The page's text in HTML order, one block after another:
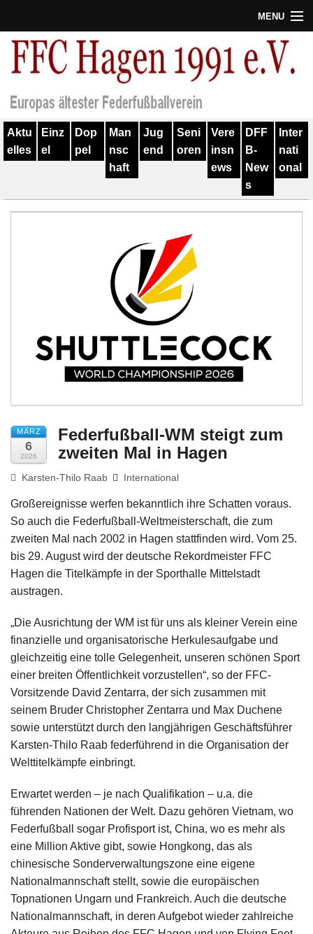
MENU
Termine
Verein
Geschichte
Training
Aktu
elles
Einz
el
Dop
pel
Man
nsc
haft
Jug
end
Seni
oren
Vere
insn
ews
DFF
B-
New
s
Inter
nati
onal
MÄRZ
6
2026
Federfußball-WM steigt zum
zweiten Mal in Hagen
Karsten-Thilo Raab International
Großereignisse werfen bekanntlich ihre Schatten voraus.
So auch die Federfußball-Weltmeisterschaft, die zum
zweiten Mal nach 2002 in Hagen stattfinden wird. Vom 25.
bis 29. August wird der deutsche Rekordmeister FFC
Hagen die Titelkämpfe in der Sporthalle Mittelstadt
austragen.
„Die Ausrichtung der WM ist für uns als kleiner Verein eine
finanzielle und organisatorische Herkulesaufgabe und
gleichzeitig eine tolle Gelegenheit, unseren schönen Sport
einer breiten Öffentlichkeit vorzustellen“, so der FFC-
Vorsitzende David Zentarra, der sich zusammen mit
seinem Bruder Christopher Zentarra und Max Duchene
sowie unterstützt durch den langjährigen Geschäftsführer
Karsten-Thilo Raab federführend in die Organisation der
Welttitelkämpfe einbringt.
Erwartet werden – je nach Qualifikation – u.a. die
führenden Nationen der Welt. Dazu gehören Vietnam, wo
Federfußball sogar Profisport ist, China, wo es mehr als
eine Million Aktive gibt, sowie Hongkong, das als
chinesische Sonderverwaltungszone eine eigene
Nationalmannschaft stellt, sowie die europäischen
Topnationen Ungarn und Frankreich. Auch die deutsche
Nationalmannschaft, in deren Aufgebot wieder zahlreiche